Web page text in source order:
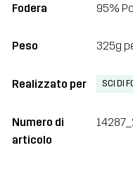
Fodera 95%
Peso 325g
Realizzato per SCI DI
Numero di
articolo